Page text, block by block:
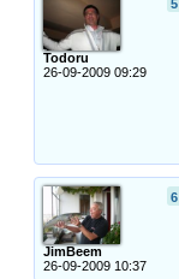
5
Todoru
26-09-2009 09:29
6
JimBeem
26-09-2009 10:37